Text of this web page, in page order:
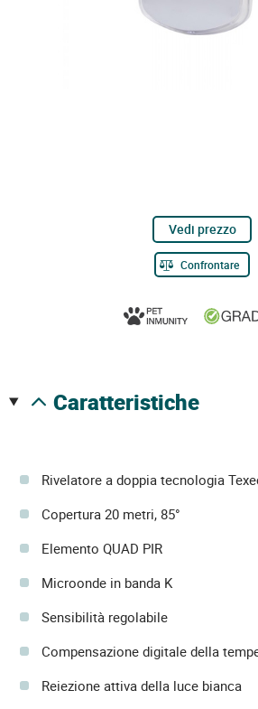
Vedi prezzo
Confrontare
caratteristiche
Rivelatore a doppia tecnologia
Copertura 20 metri, 85°
Elemento QUAD PIR
Microonde in banda K
Sensibilità regolabile
Compensazione digitale della
Reiezione attiva della luce bianca